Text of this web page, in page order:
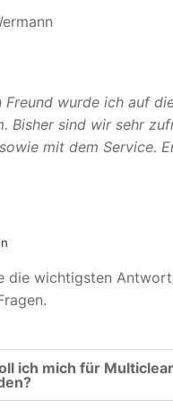
Freund wurde ich auf
Bisher sind wir sehr
mit dem Service.
die wichtigsten
ich mich für